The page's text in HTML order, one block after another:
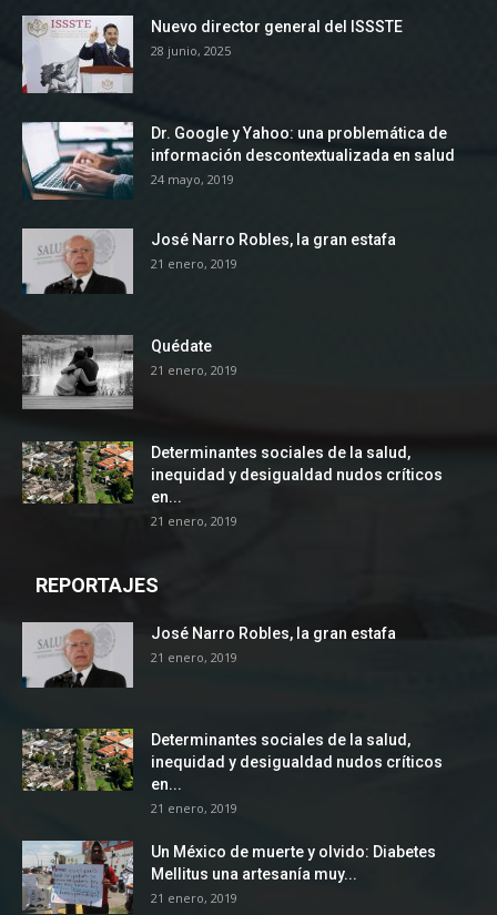
Nuevo director general del ISSSTE
28 junio, 2025
Dr. Google y Yahoo: una problemática de
información descontextualizada en salud
24 mayo, 2019
José Narro Robles, la gran estafa
21 enero, 2019
Quédate
21 enero, 2019
Determinantes sociales de la salud,
inequidad y desigualdad nudos críticos
en...
21 enero, 2019
REPORTAJES
José Narro Robles, la gran estafa
21 enero, 2019
Determinantes sociales de la salud,
inequidad y desigualdad nudos críticos
en...
21 enero, 2019
Un México de muerte y olvido: Diabetes
Mellitus una artesanía muy...
21 enero, 2019